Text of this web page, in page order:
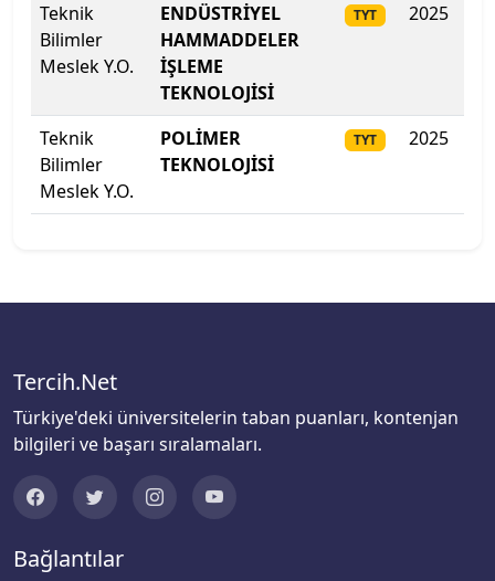
Necmettin Erbakan Üniversitesi
Nevşehir Hacı Bektaş Veli Üniversitesi
Niğde Ömer Halisdemir Üniversitesi
Nuh Naci Yazgan Üniversitesi
Osmaniye Korkut Ata Üniversitesi
Ostim Teknik Üniversitesi
Özyeğin Üniversitesi
Teknik
Bilimler
Meslek Y.O.
ENDÜSTRİYEL
HAMMADDELER
İŞLEME
TEKNOLOJİSİ
TYT 2025
Teknik
Bilimler
Meslek Y.O.
POLİMER
TEKNOLOJİSİ
TYT 2025
Tercih.Net
Türkiye'deki üniversitelerin taban puanları, kontenjan
bilgileri ve başarı sıralamaları.
Bağlantılar